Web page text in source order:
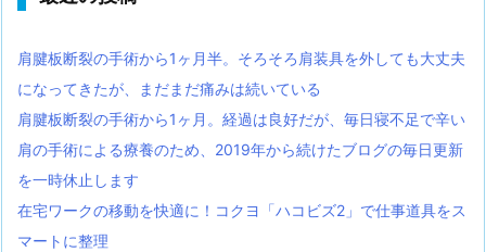
肩腱板断裂の手術から1ヶ月半。そろそろ肩装具を外しても大丈夫
になってきたが、まだまだ痛みは続いている
肩腱板断裂の手術から1ヶ月。経過は良好だが、毎日寝不足で辛い
肩の手術による療養のため、2019年から続けたブログの毎日更新
を一時休止します
在宅ワークの移動を快適に！コクヨ「ハコビズ2」で仕事道具をス
マートに整理